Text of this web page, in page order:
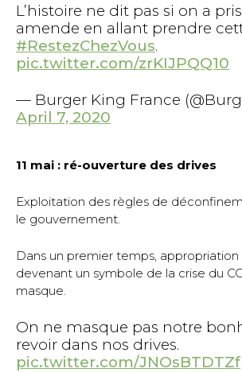
L’histoire ne dit pas si on a
amende en allant prendre
#RestezChezVous.
pic.twitter.com/zrKIJPQQ10
— Burger King France
April 7, 2020
11 mai : ré-ouverture des drives
Exploitation des règles de
le gouvernement.
Dans un premier temps, appropriation
devenant un symbole de la crise du
masque.
On ne masque pas notre
revoir dans nos drives.
pic.twitter.com/JNOsBTDTZf